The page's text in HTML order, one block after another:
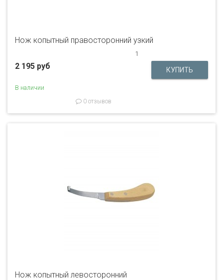
Нож копытный правосторонний узкий
1
2 195 руб
В наличии
0 отзывов
Нож копытный левосторонний